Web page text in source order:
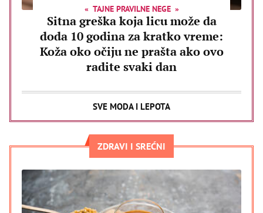
TAJNE PRAVILNE NEGE
Sitna greška koja licu može da
doda 10 godina za kratko vreme:
Koža oko očiju ne prašta ako ovo
radite svaki dan
SVE MODA I LEPOTA
ZDRAVI I SREĆNI